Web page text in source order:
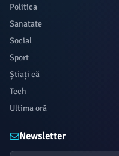
Politica
Sanatate
Social
Sport
Știați că
Tech
Ultima oră
Newsletter